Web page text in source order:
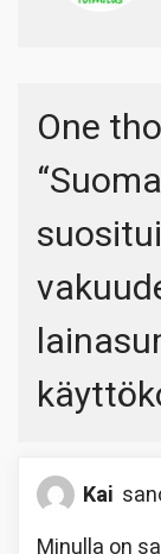
One
“
Kai